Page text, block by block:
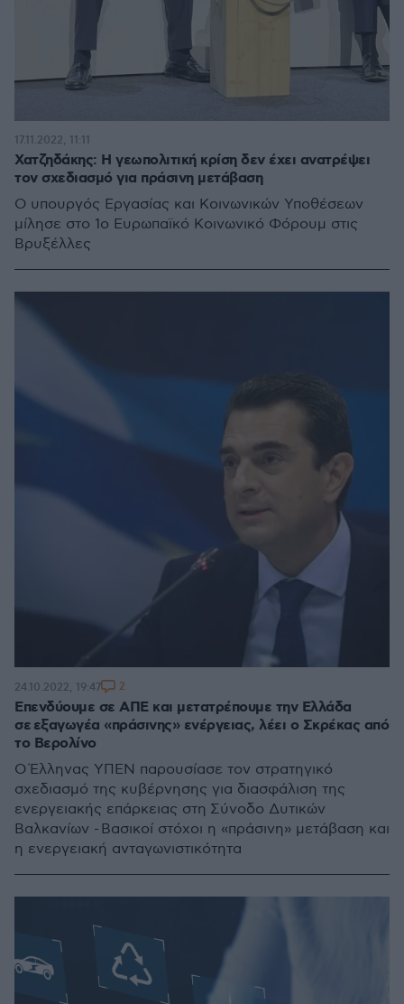
Χατζηδάκης: Η γεωπολιτική κρίση δεν έχει ανατρέψει
τον σχεδιασμό για πράσινη μετάβαση
Ο υπουργός Εργασίας και Κοινωνικών Υποθέσεων
μίλησε στο 1o Ευρωπαϊκό Κοινωνικό Φόρουμ στις
Βρυξέλλες
17.11.2022, 11:11
Επενδύουμε σε ΑΠΕ και μετατρέπουμε την Ελλάδα
σε εξαγωγέα «πράσινης» ενέργειας, λέει ο Σκρέκας από
το Βερολίνο
Ο Έλληνας ΥΠΕΝ παρουσίασε τον στρατηγικό
σχεδιασμό της κυβέρνησης για διασφάλιση της
ενεργειακής επάρκειας στη Σύνοδο Δυτικών
Βαλκανίων - Βασικοί στόχοι η «πράσινη» μετάβαση και
η ενεργειακή ανταγωνιστικότητα
24.10.2022, 19:47 2